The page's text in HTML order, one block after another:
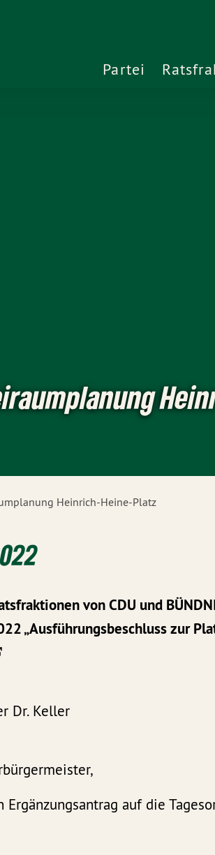
Partei
Heinrich-Heine-Platz
von CDU und
„Ausführungsbeschluss zur
Dr. Keller
auf die